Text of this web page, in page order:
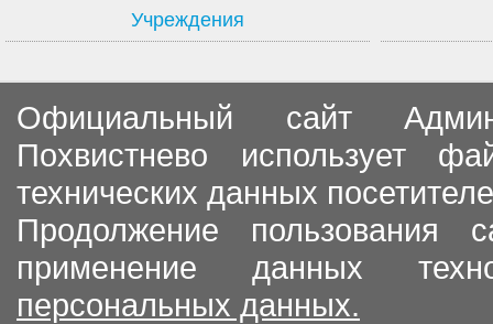
Учреждения
Официальный сайт
Похвистнево использует
технических данных
Продолжение пользования
применение данных
персональных данных.